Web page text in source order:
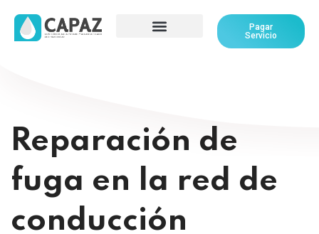
Pagar
Servicio
Reparación de
fuga en la red de
conducción